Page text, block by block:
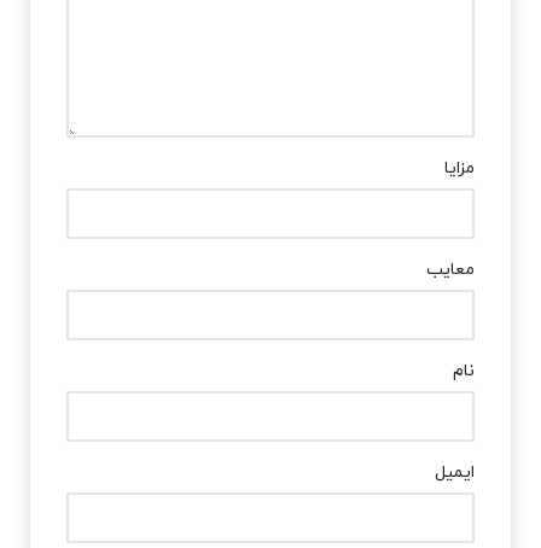
مزایا
معایب
نام
ایمیل